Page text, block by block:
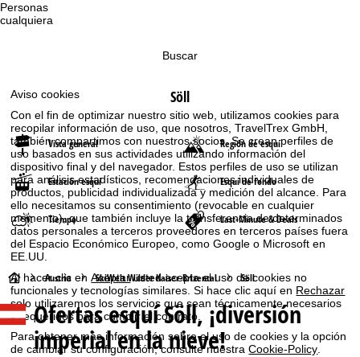
Aviso cookies
Con el fin de optimizar nuestro sitio web, utilizamos cookies para
recopilar información de uso, que nosotros, TravelTrex GmbH,
también compartimos con nuestros socios. Se crean perfiles de
uso basados en sus actividades utilizando información del
dispositivo final y del navegador. Estos perfiles de uso se utilizan
para análisis estadísticos, recomendaciones individuales de
productos, publicidad individualizada y medición del alcance. Para
ello necesitamos su consentimiento (revocable en cualquier
momento), que también incluye la transferencia de determinados
datos personales a terceros proveedores en terceros países fuera
del Espacio Económico Europeo, como Google o Microsoft en
EE.UU.
Al hacer clic enAceptarusted acepta el uso de cookies no
funcionales y tecnologías similares. Si hace clic aquí en Rechazar
solo utilizaremos los servicios que sean técnicamente necesarios
y requeridos para cumplir el contrato.
Para obtener más información sobre el uso de cookies y la opción
de cambiar su configuración, consulte nuestraCookie-Policy
Personas
cualquiera
Buscar
Söll
Vista general Región de esquí
Estación esquí Esquí de fondo
Tiempo Last-Minute & Deals
P
á
g
Austria SkiWelt Wilder Kaiser-Brixental Söll
Ofertas esquíSöll, ¡diversión
imperial en la nieve!